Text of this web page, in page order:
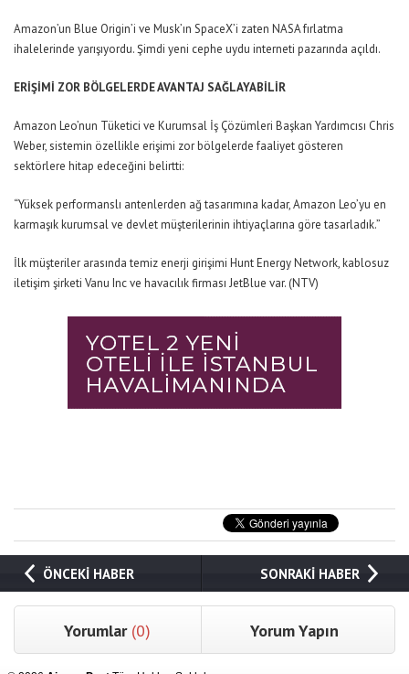
Amazon’un Blue Origin’i ve Musk’ın SpaceX’i zaten NASA fırlatma
ihalelerinde yarışıyordu. Şimdi yeni cephe uydu interneti pazarında açıldı.
ERİŞİMİ ZOR BÖLGELERDE AVANTAJ SAĞLAYABİLİR
Amazon Leo’nun Tüketici ve Kurumsal İş Çözümleri Başkan Yardımcısı Chris
Weber, sistemin özellikle erişimi zor bölgelerde faaliyet gösteren
sektörlere hitap edeceğini belirtti:
“Yüksek performanslı antenlerden ağ tasarımına kadar, Amazon Leo’yu en
karmaşık kurumsal ve devlet müşterilerinin ihtiyaçlarına göre tasarladık.”
İlk müşteriler arasında temiz enerji girişimi Hunt Energy Network, kablosuz
iletişim şirketi Vanu Inc ve havacılık firması JetBlue var. (NTV)
ÖNCEKİ HABER SONRAKİ HABER
Yorumlar (0) Yorum Yapın